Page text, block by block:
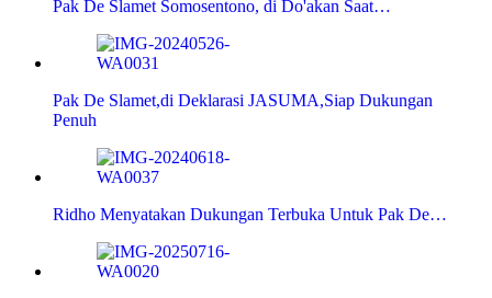
Pak De Slamet Somosentono, di Do'akan Saat…
Pak De Slamet,di Deklarasi JASUMA,Siap Dukungan
Penuh
Ridho Menyatakan Dukungan Terbuka Untuk Pak De…